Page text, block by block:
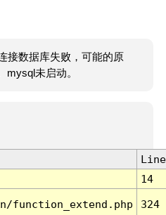
接数据库失败，可能的原
mysql未启动。
Line
14
function_extend.php 324